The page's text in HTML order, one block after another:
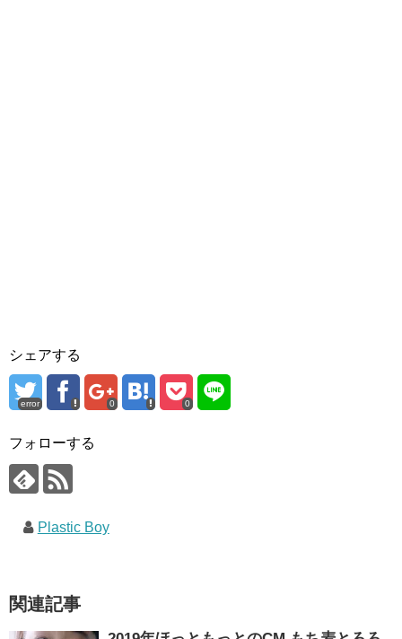
シェアする
error 0 0
フォローする
Plastic Boy
関連記事